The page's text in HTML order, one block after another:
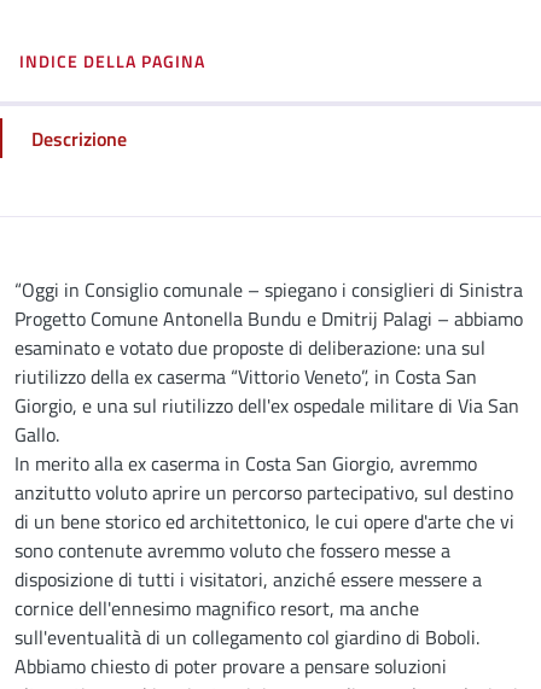
INDICE DELLA PAGINA
Descrizione
Descrizione
“Oggi in Consiglio comunale – spiegano i consiglieri di Sinistra
Progetto Comune Antonella Bundu e Dmitrij Palagi – abbiamo
esaminato e votato due proposte di deliberazione: una sul
riutilizzo della ex caserma “Vittorio Veneto”, in Costa San
Giorgio, e una sul riutilizzo dell'ex ospedale militare di Via San
Gallo.
In merito alla ex caserma in Costa San Giorgio, avremmo
anzitutto voluto aprire un percorso partecipativo, sul destino
di un bene storico ed architettonico, le cui opere d'arte che vi
sono contenute avremmo voluto che fossero messe a
disposizione di tutti i visitatori, anziché essere messere a
cornice dell'ennesimo magnifico resort, ma anche
sull'eventualità di un collegamento col giardino di Boboli.
Abbiamo chiesto di poter provare a pensare soluzioni